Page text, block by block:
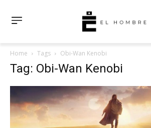
Home Tags Obi-Wan Kenobi
Tag: Obi-Wan Kenobi